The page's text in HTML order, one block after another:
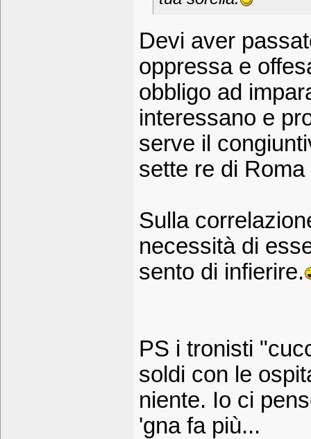
Devi aver
oppressa e
obbligo ad
interessano e
serve il
sette re di
Sulla
necessità di
sento di infierire.
PS i tronisti
soldi con le
niente. Io ci
'gna fa più...